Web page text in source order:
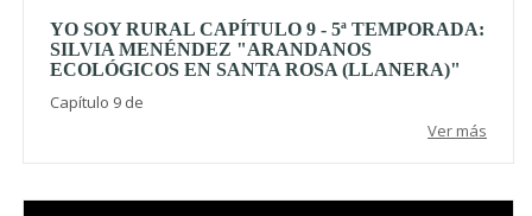
YO SOY RURAL CAPÍTULO 9 - 5ª TEMPORADA:
SILVIA MENÉNDEZ "ARANDANOS
ECOLÓGICOS EN SANTA ROSA (LLANERA)"
Capítulo 9 de
Ver más